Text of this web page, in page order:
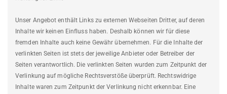
Unser Angebot enthält Links zu externen Webseiten Dritter, auf deren
Inhalte wir keinen Einfluss haben. Deshalb können wir für diese
fremden Inhalte auch keine Gewähr übernehmen. Für die Inhalte der
verlinkten Seiten ist stets der jeweilige Anbieter oder Betreiber der
Seiten verantwortlich. Die verlinkten Seiten wurden zum Zeitpunkt der
Verlinkung auf mögliche Rechtsverstöße überprüft. Rechtswidrige
Inhalte waren zum Zeitpunkt der Verlinkung nicht erkennbar. Eine